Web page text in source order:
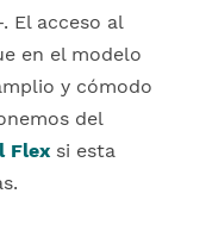
El acceso al
en el modelo
y cómodo
del
Flex si esta